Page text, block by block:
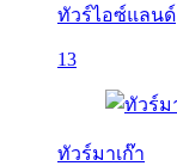
ทัวร์ไอซ์แลนด์
13
ทัวร์มาเก๊า